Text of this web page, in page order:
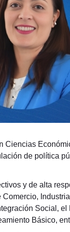
Ciencias
de política
y de alta
Social,
Básico,